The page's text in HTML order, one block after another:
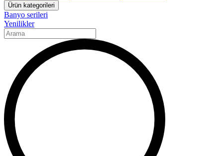
Ürün kategorileri
Banyo serileri
Yenilikler